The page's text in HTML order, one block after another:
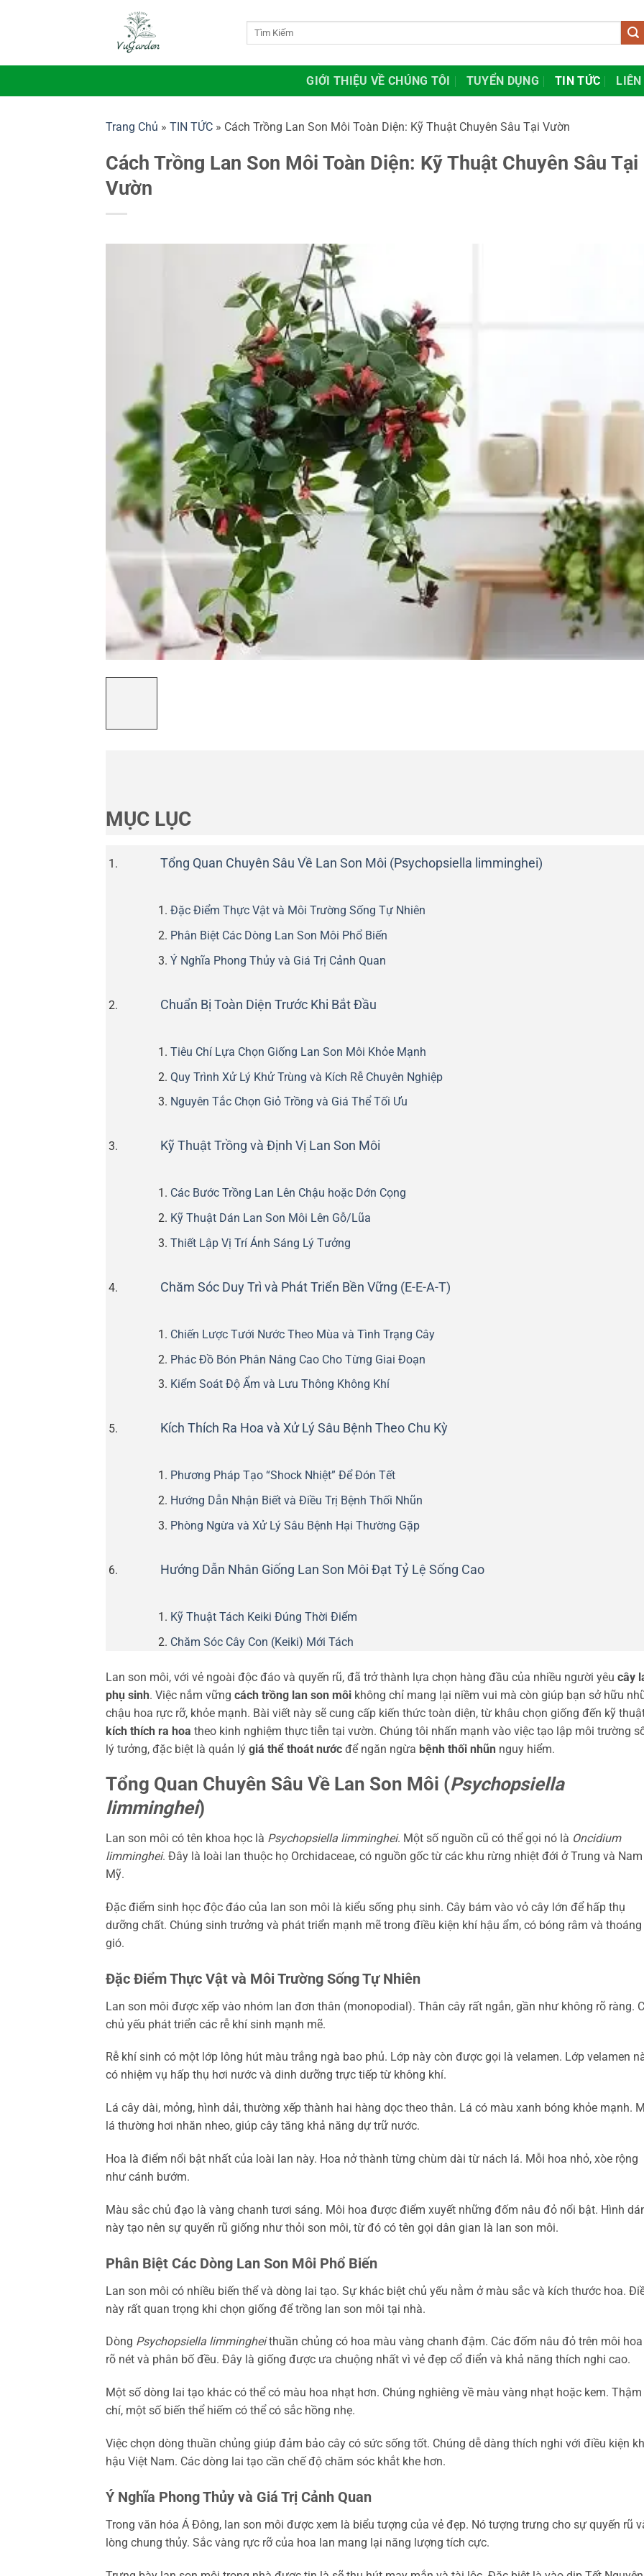
dung
GIỚI THIỆU VỀ CHÚNG TÔI TUYỂN DỤNG TIN TỨC LIÊN
Trang Chủ » TIN TỨC » Cách Trồng Lan Son Môi Toàn Diện: Kỹ Thuật Chuyên Sâu Tại Vườn
Cách Trồng Lan Son Môi Toàn Diện: Kỹ Thuật Chuyên Sâu Tại
Vườn
MỤC LỤC
Tổng Quan Chuyên Sâu Về Lan Son Môi (Psychopsiella limminghei)
Đặc Điểm Thực Vật và Môi Trường Sống Tự Nhiên
Phân Biệt Các Dòng Lan Son Môi Phổ Biến
Ý Nghĩa Phong Thủy và Giá Trị Cảnh Quan
Chuẩn Bị Toàn Diện Trước Khi Bắt Đầu
Tiêu Chí Lựa Chọn Giống Lan Son Môi Khỏe Mạnh
Quy Trình Xử Lý Khử Trùng và Kích Rễ Chuyên Nghiệp
Nguyên Tắc Chọn Giỏ Trồng và Giá Thể Tối Ưu
Kỹ Thuật Trồng và Định Vị Lan Son Môi
Các Bước Trồng Lan Lên Chậu hoặc Dớn Cọng
Kỹ Thuật Dán Lan Son Môi Lên Gỗ/Lũa
Thiết Lập Vị Trí Ánh Sáng Lý Tưởng
Chăm Sóc Duy Trì và Phát Triển Bền Vững (E-E-A-T)
Chiến Lược Tưới Nước Theo Mùa và Tình Trạng Cây
Phác Đồ Bón Phân Nâng Cao Cho Từng Giai Đoạn
Kiểm Soát Độ Ẩm và Lưu Thông Không Khí
Kích Thích Ra Hoa và Xử Lý Sâu Bệnh Theo Chu Kỳ
Phương Pháp Tạo “Shock Nhiệt” Để Đón Tết
Hướng Dẫn Nhận Biết và Điều Trị Bệnh Thối Nhũn
Phòng Ngừa và Xử Lý Sâu Bệnh Hại Thường Gặp
Hướng Dẫn Nhân Giống Lan Son Môi Đạt Tỷ Lệ Sống Cao
Kỹ Thuật Tách Keiki Đúng Thời Điểm
Chăm Sóc Cây Con (Keiki) Mới Tách
Lan son môi, với vẻ ngoài độc đáo và quyến rũ, đã trở thành lựa chọn hàng đầu của nhiều người yêu cây
phụ sinh. Việc nắm vững cách trồng lan son môi không chỉ mang lại niềm vui mà còn giúp bạn sở hữu
chậu hoa rực rỡ, khỏe mạnh. Bài viết này sẽ cung cấp kiến thức toàn diện, từ khâu chọn giống đến kỹ
kích thích ra hoa theo kinh nghiệm thực tiễn tại vườn. Chúng tôi nhấn mạnh vào việc tạo lập môi trường
lý tưởng, đặc biệt là quản lý giá thể thoát nước để ngăn ngừa bệnh thối nhũn nguy hiểm.
Tổng Quan Chuyên Sâu Về Lan Son Môi (Psychopsiella
limminghei)
Lan son môi có tên khoa học là Psychopsiella limminghei. Một số nguồn cũ có thể gọi nó là Oncidium
limminghei. Đây là loài lan thuộc họ Orchidaceae, có nguồn gốc từ các khu rừng nhiệt đới ở Trung và Nam
Mỹ.
Đặc điểm sinh học độc đáo của lan son môi là kiểu sống phụ sinh. Cây bám vào vỏ cây lớn để hấp thụ
dưỡng chất. Chúng sinh trưởng và phát triển mạnh mẽ trong điều kiện khí hậu ẩm, có bóng râm và thoáng
gió.
Đặc Điểm Thực Vật và Môi Trường Sống Tự Nhiên
Lan son môi được xếp vào nhóm lan đơn thân (monopodial). Thân cây rất ngắn, gần như không rõ ràng.
chủ yếu phát triển các rễ khí sinh mạnh mẽ.
Rễ khí sinh có một lớp lông hút màu trắng ngà bao phủ. Lớp này còn được gọi là velamen. Lớp velamen
có nhiệm vụ hấp thụ hơi nước và dinh dưỡng trực tiếp từ không khí.
Lá cây dài, mỏng, hình dải, thường xếp thành hai hàng dọc theo thân. Lá có màu xanh bóng khỏe mạnh.
lá thường hơi nhăn nheo, giúp cây tăng khả năng dự trữ nước.
Hoa là điểm nổi bật nhất của loài lan này. Hoa nở thành từng chùm dài từ nách lá. Mỗi hoa nhỏ, xòe rộng
như cánh bướm.
Màu sắc chủ đạo là vàng chanh tươi sáng. Môi hoa được điểm xuyết những đốm nâu đỏ nổi bật. Hình
này tạo nên sự quyến rũ giống như thỏi son môi, từ đó có tên gọi dân gian là lan son môi.
Phân Biệt Các Dòng Lan Son Môi Phổ Biến
Lan son môi có nhiều biến thể và dòng lai tạo. Sự khác biệt chủ yếu nằm ở màu sắc và kích thước hoa.
này rất quan trọng khi chọn giống để trồng lan son môi tại nhà.
Dòng Psychopsiella limmingheithuần chủng có hoa màu vàng chanh đậm. Các đốm nâu đỏ trên môi
rõ nét và phân bố đều. Đây là giống được ưa chuộng nhất vì vẻ đẹp cổ điển và khả năng thích nghi cao.
Một số dòng lai tạo khác có thể có màu hoa nhạt hơn. Chúng nghiêng về màu vàng nhạt hoặc kem. Thậm
chí, một số biến thể hiếm có thể có sắc hồng nhẹ.
Việc chọn dòng thuần chủng giúp đảm bảo cây có sức sống tốt. Chúng dễ dàng thích nghi với điều kiện
hậu Việt Nam. Các dòng lai tạo cần chế độ chăm sóc khắt khe hơn.
Ý Nghĩa Phong Thủy và Giá Trị Cảnh Quan
Trong văn hóa Á Đông, lan son môi được xem là biểu tượng của vẻ đẹp. Nó tượng trưng cho sự quyến rũ
lòng chung thủy. Sắc vàng rực rỡ của hoa lan mang lại năng lượng tích cực.